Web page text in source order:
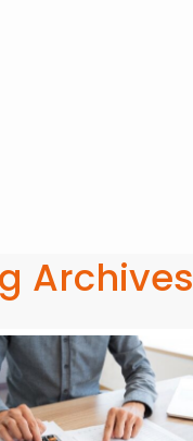
Archives